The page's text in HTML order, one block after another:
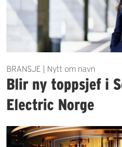
BRANSJE | Nytt om navn
Blir ny toppsjef i
Electric Norge